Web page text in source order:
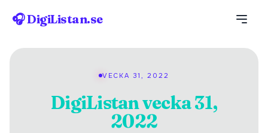
🎧 DigiListan.se
VECKA 31, 2022
DigiListan vecka 31,
2022